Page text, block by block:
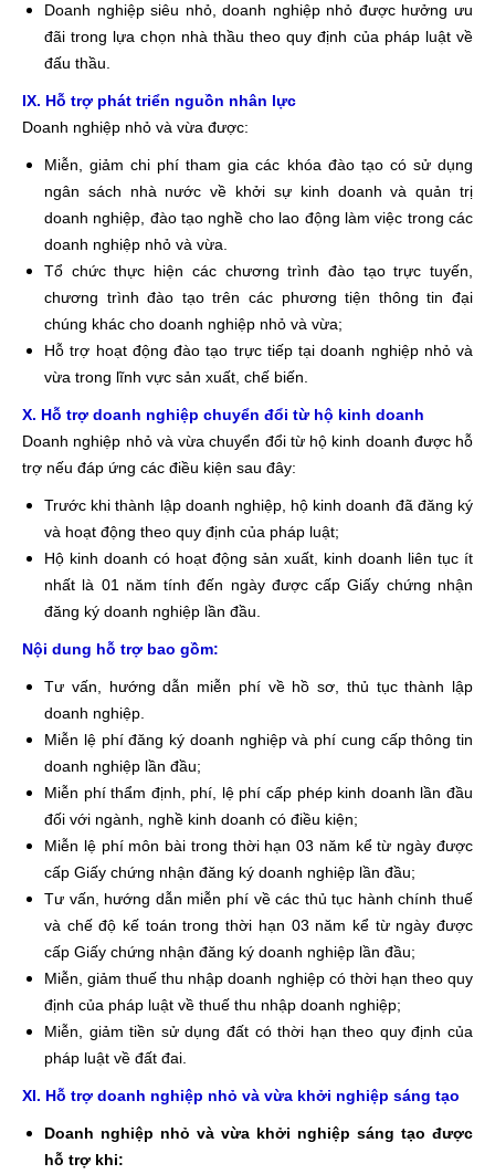
Doanh nghiệp siêu nhỏ, doanh nghiệp nhỏ được hưởng ưu
đãi trong lựa chọn nhà thầu theo quy định của pháp luật về
đấu thầu.
IX. Hỗ trợ phát triển nguồn nhân lực
Doanh nghiệp nhỏ và vừa được:
Miễn, giảm chi phí tham gia các khóa đào tạo có sử dụng
ngân sách nhà nước về khởi sự kinh doanh và quản trị
doanh nghiệp, đào tạo nghề cho lao động làm việc trong các
doanh nghiệp nhỏ và vừa.
Tổ chức thực hiện các chương trình đào tạo trực tuyến,
chương trình đào tạo trên các phương tiện thông tin đại
chúng khác cho doanh nghiệp nhỏ và vừa;
Hỗ trợ hoạt động đào tạo trực tiếp tại doanh nghiệp nhỏ và
vừa trong lĩnh vực sản xuất, chế biến.
X. Hỗ trợ doanh nghiệp chuyển đổi từ hộ kinh doanh
Doanh nghiệp nhỏ và vừa chuyển đổi từ hộ kinh doanh được hỗ
trợ nếu đáp ứng các điều kiện sau đây:
Trước khi thành lập doanh nghiệp, hộ kinh doanh đã đăng ký
và hoạt động theo quy định của pháp luật;
Hộ kinh doanh có hoạt động sản xuất, kinh doanh liên tục ít
nhất là 01 năm tính đến ngày được cấp Giấy chứng nhận
đăng ký doanh nghiệp lần đầu.
Nội dung hỗ trợ bao gồm:
Tư vấn, hướng dẫn miễn phí về hồ sơ, thủ tục thành lập
doanh nghiệp.
Miễn lệ phí đăng ký doanh nghiệp và phí cung cấp thông tin
doanh nghiệp lần đầu;
Miễn phí thẩm định, phí, lệ phí cấp phép kinh doanh lần đầu
đối với ngành, nghề kinh doanh có điều kiện;
Miễn lệ phí môn bài trong thời hạn 03 năm kể từ ngày được
cấp Giấy chứng nhận đăng ký doanh nghiệp lần đầu;
Tư vấn, hướng dẫn miễn phí về các thủ tục hành chính thuế
và chế độ kế toán trong thời hạn 03 năm kể từ ngày được
cấp Giấy chứng nhận đăng ký doanh nghiệp lần đầu;
Miễn, giảm thuế thu nhập doanh nghiệp có thời hạn theo quy
định của pháp luật về thuế thu nhập doanh nghiệp;
Miễn, giảm tiền sử dụng đất có thời hạn theo quy định của
pháp luật về đất đai.
XI. Hỗ trợ doanh nghiệp nhỏ và vừa khởi nghiệp sáng tạo
Doanh nghiệp nhỏ và vừa khởi nghiệp sáng tạo được
hỗ trợ khi: